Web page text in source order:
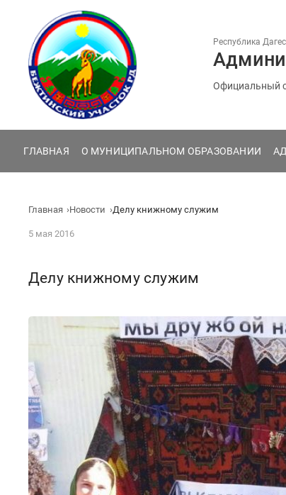
содержанию
Республика
Официальный
ГЛАВНАЯ О МУНИЦИПАЛЬНОМ ОБРАЗОВАНИИ
Главная Новости Делу книжному служим
5 мая 2016
Делу книжному служим